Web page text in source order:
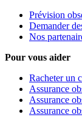
Prévision
Demander
Nos
Pour vous aider
Racheter un
Assurance
Assurance
Assurance